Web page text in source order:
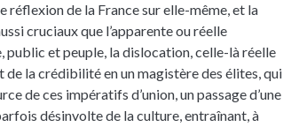
réflexion de la France sur elle-même, et la
cruciaux que l’apparente ou réelle
et peuple, la dislocation, celle-là réelle
la crédibilité en un magistère des élites, qui
de ces impératifs d’union, un passage d’une
désinvolte de la culture, entraînant, à